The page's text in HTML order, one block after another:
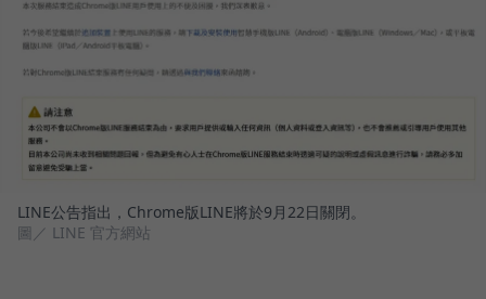
LINE公告指出，Chrome版LINE將於9月22日關閉。
圖／ LINE 官方網站